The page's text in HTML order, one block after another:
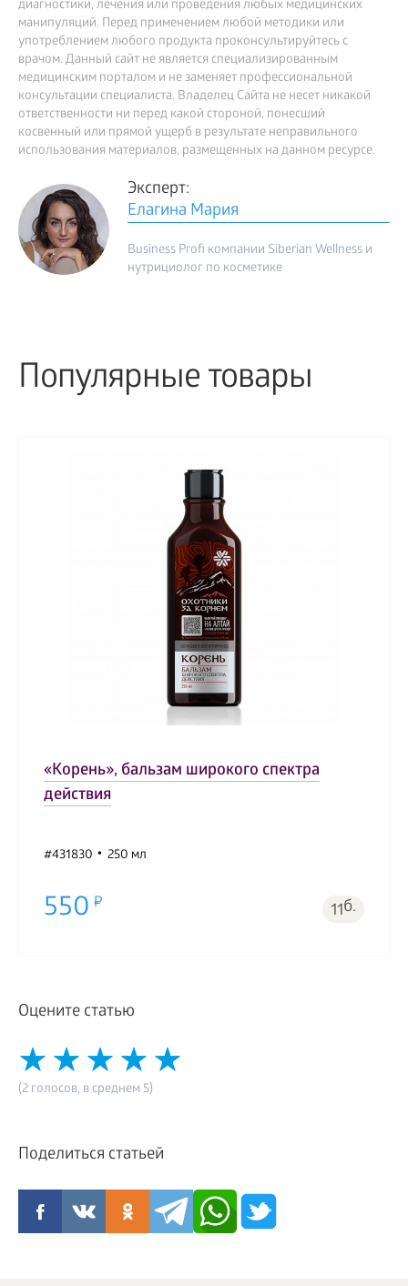
диагностики, лечения или проведения любых медицинских
манипуляций. Перед применением любой методики или
употреблением любого продукта проконсультируйтесь с
врачом. Данный сайт не является специализированным
медицинским порталом и не заменяет профессиональной
консультации специалиста. Владелец Сайта не несет никакой
ответственности ни перед какой стороной, понесший
косвенный или прямой ущерб в результате неправильного
использования материалов, размещенных на данном ресурсе.
Эксперт:
Елагина Мария
Business Profi компании Siberian Wellness и
нутрициолог по косметике
Популярные товары
«Корень», бальзам широкого спектра
действия
#431830 250 мл
550 11б.
Оцените статью
(2 голосов, в среднем 5)
Поделиться статьей